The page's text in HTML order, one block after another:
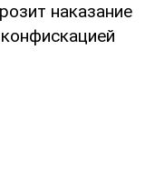
наказание